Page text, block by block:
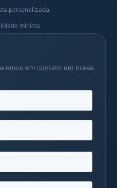
personalizada
mínima
em contato em breve.